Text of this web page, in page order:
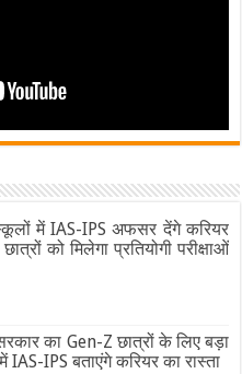
में IAS-IPS अफसर देंगे करियर
को मिलेगा प्रतियोगी परीक्षाओं
का Gen-Z छात्रों के लिए बड़ा
IPS बताएंगे करियर का रास्ता